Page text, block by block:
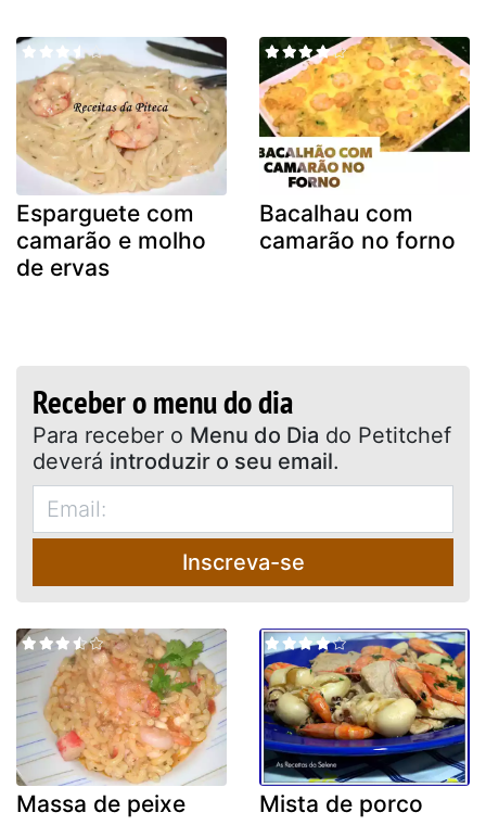
Esparguete com
camarão e molho
de ervas
Bacalhau com
camarão no forno
Receber o menu do dia
Para receber o Menu do Dia do Petitchef
deverá introduzir o seu email.
Inscreva-se
Massa de peixe Mista de porco